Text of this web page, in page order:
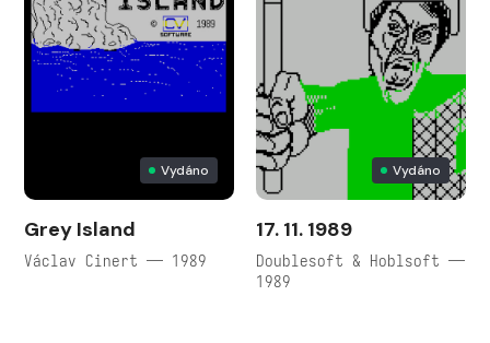
Vydáno
Grey Island
Václav Cinert — 1989
Vydáno
17. 11. 1989
Doublesoft & Hoblsoft —
1989